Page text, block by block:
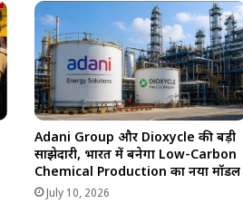
Adani Group और Dioxycle की बड़ी
साझेदारी, भारत में बनेगा Low-Carbon
Chemical Production का नया मॉडल
July 10, 2026